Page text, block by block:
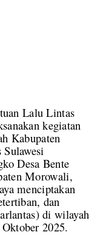
Lalu Lintas
kegiatan
Kabupaten
Desa Bente
Morowali,
menciptakan
dan
di wilayah
2025.